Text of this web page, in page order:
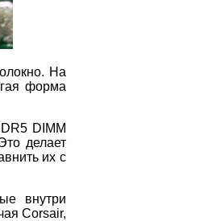
На
форма
DIMM
делает
их с
внутри
Corsair,